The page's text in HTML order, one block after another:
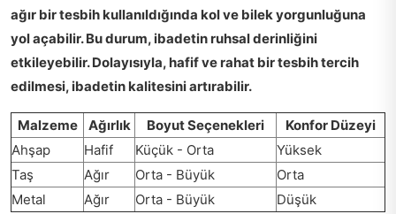
ağır bir tesbih kullanıldığında kol ve bilek yorgunluğuna
yol açabilir. Bu durum, ibadetin ruhsal derinliğini
etkileyebilir. Dolayısıyla, hafif ve rahat bir tesbih tercih
edilmesi, ibadetin kalitesini artırabilir.
Malzeme Ağırlık Boyut Seçenekleri
Konfor Düzeyi
Ahşap
Hafif Küçük - Orta
Yüksek
Taş
Ağır Orta - Büyük
Orta
Metal
Ağır Orta - Büyük
Düşük